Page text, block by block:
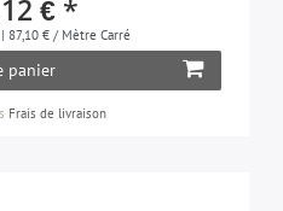
€ *
| 87,10 € / Mètre Carré
panier
Frais de livraison